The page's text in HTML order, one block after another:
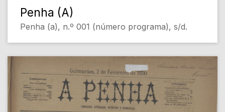
Penha (A)
Penha (a), n.º 001 (número programa), s/d.